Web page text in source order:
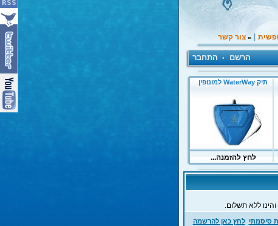
» צור קשר
הרשם • התחבר
ללא תשלום.
סיסמתי לחץ כאן להרשמה